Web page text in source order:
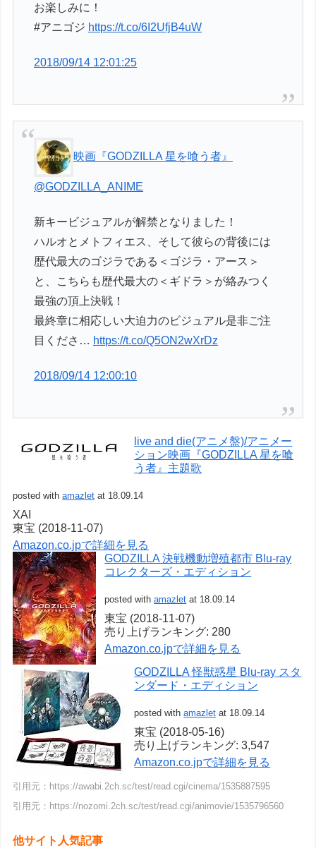
お楽しみに！
#アニゴジ https://t.co/6I2UfjB4uW
2018/09/14 12:01:25
映画『GODZILLA 星を喰う者』
@GODZILLA_ANIME
新キービジュアルが解禁となりました！
ハルオとメトフィエス、そして彼らの背後には
歴代最大のゴジラである＜ゴジラ・アース＞
と、こちらも歴代最大の＜ギドラ＞が絡みつく
最強の頂上決戦！
最終章に相応しい大迫力のビジュアル是非ご注
目くださ… https://t.co/Q5ON2wXrDz
2018/09/14 12:00:10
live and die(アニメ盤)/アニメー
ション映画『GODZILLA 星を喰
う者』主題歌
posted withamazlet at 18.09.14
XAI
東宝 (2018-11-07)
Amazon.co.jpで詳細を見る
GODZILLA 決戦機動増殖都市 Blu-ray
コレクターズ・エディション
posted withamazlet at 18.09.14
東宝 (2018-11-07)
売り上げランキング: 280
Amazon.co.jpで詳細を見る
GODZILLA 怪獣惑星 Blu-ray スタ
ンダード・エディション
posted withamazlet at 18.09.14
東宝 (2018-05-16)
売り上げランキング: 3,547
Amazon.co.jpで詳細を見る
引用元：https://awabi.2ch.sc/test/read.cgi/cinema/1535887595
引用元：https://nozomi.2ch.sc/test/read.cgi/animovie/1535796560
他サイト人気記事